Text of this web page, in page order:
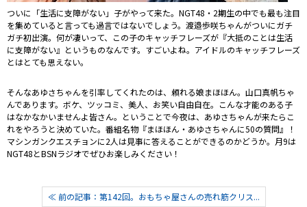
ついに「生活に支障がない」子がやって来た。NGT48・2期生の中でも最も注目
を集めていると言っても過言ではないでしょう。渡邉歩咲ちゃんがついにガチ
ガチ初出演。何が凄いって、この子のキャッチフレーズが『大抵のことは生活
に支障がない』というものなんです。すごいよね。アイドルのキャッチフレーズ
とはとても思えない。
そんなあゆさちゃんを引率してくれたのは、頼れる娘まほほん。山口真帆ちゃ
んであります。ボケ、ツッコミ、美人、お笑い自由自在。こんな才能のある子
はなかなかいませんよ皆さん。ということで今夜は、あゆさちゃんが来たらこ
れをやろうと決めていた。番組名物『まほほん・あゆさちゃんに50の質問』！
マシンガンクエスチョンに2人は見事に答えることができるのかどうか。月9は
NGT48とBSNラジオでぜひお楽しみください！
≪ 前の記事：第142回。おもちゃ屋さんの売れ筋クリス...